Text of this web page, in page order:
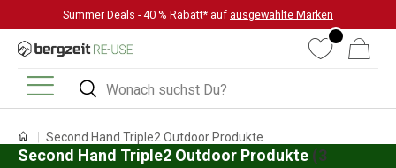
DIREKT ZUM INHALT
Summer Deals - 40 % Rabatt* auf ausgewählte Marken
Suchen
Suchen
WunschlisteWarenkorb
Menü
Second Hand Triple2 Outdoor Produkte
Second Hand Triple2 Outdoor Produkte (3